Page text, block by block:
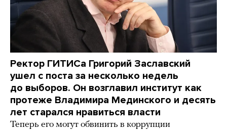
Ректор ГИТИСа Григорий Заславский
ушел с поста за несколько недель
до выборов. Он возглавил институт как
протеже Владимира Мединского и десять
лет старался нравиться власти
Теперь его могут обвинить в коррупции